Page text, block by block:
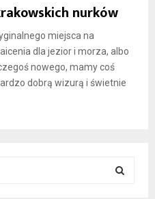
nurków
miejsca na
dla jezior i morza, albo
nowego, mamy coś
dobrą wizurą i świetnie